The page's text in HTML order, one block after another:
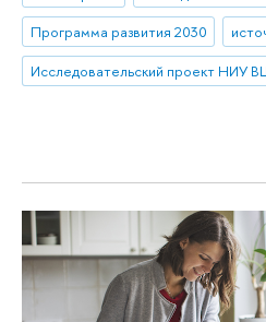
Программа развития 2030